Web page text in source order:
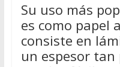
Su uso más
es como papel
consiste en
un espesor tan